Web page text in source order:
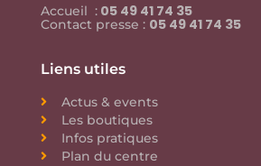
Accueil : 05 49 41 74 35
Contact presse : 05 49 41 74 35
Liens utiles
Actus & events
Les boutiques
Infos pratiques
Plan du centre